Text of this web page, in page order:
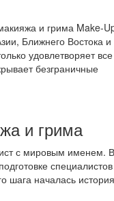
и грима Make-
Ближнего Востока и
удовлетворяет все
безграничные
и грима
с мировым именем. В
специалистов
шага началась история